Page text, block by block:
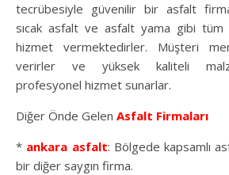
tecrübesiyle güvenilir bir asfalt
sıcak asfalt ve asfalt yama gibi tüm
hizmet vermektedirler. Müşteri
verirler ve yüksek kaliteli
profesyonel hizmet sunarlar.
Diğer Önde Gelen Asfalt Firmaları
* ankara asfalt: Bölgede kapsamlı
bir diğer saygın firma.